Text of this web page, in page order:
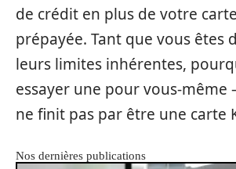
de crédit en plus de votre
prépayée. Tant que vous êtes
leurs limites inhérentes,
essayer une pour vous-même
ne finit pas par être une carte
Nos dernières publications